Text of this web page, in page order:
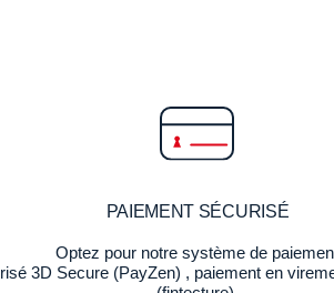
PAIEMENT SÉCURISÉ
Optez pour notre système de
3D Secure (PayZen) , paiement en